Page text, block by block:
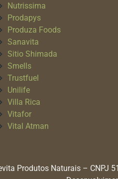
Nutrissima
Prodapys
Produza Foods
Sanavita
Sitio Shimada
Smells
Trustfuel
Unilife
Villa Rica
Vitafor
Vital Atman
Produtos Naturais – CNPJ